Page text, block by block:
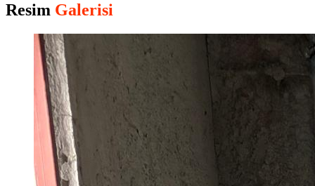
Resim Galerisi